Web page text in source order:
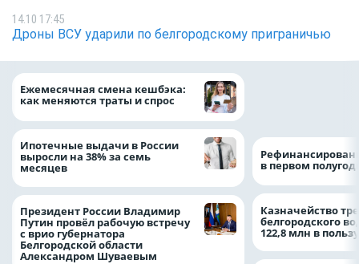
14.10 17:45
Дроны ВСУ ударили по белгородскому приграничью
Ежемесячная смена кешбэка:
как меняются траты и спрос
Ипотечные выдачи в России
выросли на 38% за семь
месяцев
Президент России Владимир
Путин провёл рабочую встречу
с врио губернатора
Белгородской области
Александром Шуваевым
в первом
Казначейство
белгородского
122,8 млн в